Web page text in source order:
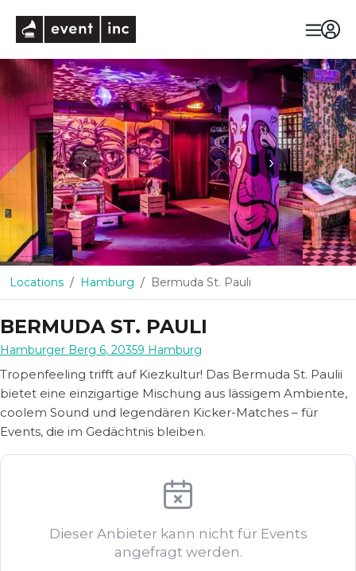
‹ ›
Locations Hamburg Bermuda St. Pauli
BERMUDA ST. PAULI
Hamburger Berg 6, 20359 Hamburg
Tropenfeeling trifft auf Kiezkultur! Das Bermuda St. Paulii
bietet eine einzigartige Mischung aus lässigem Ambiente,
coolem Sound und legendären Kicker-Matches – für
Events, die im Gedächtnis bleiben.
Dieser Anbieter kann nicht für Events
angefragt werden.